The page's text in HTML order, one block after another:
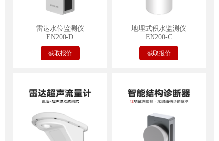
雷达水位监测仪
EN200-D
获取报价
地埋式积水监测仪
EN200-C
获取报价